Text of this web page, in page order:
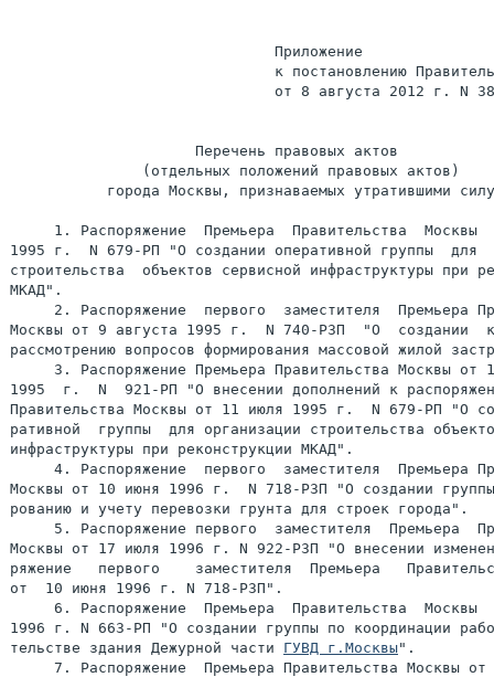
                              Приложение
к постановлению
от 8 августа 2012 г. N
                     Перечень правовых актов
               (отдельных положений правовых актов)
           города Москвы, признаваемых утратившими силу
1. Распоряжение  Премьера  Правительства  Москвы
1995 г.  N 679-РП "О создании оперативной группы  для
строительства  объектов сервисной инфраструктуры при
МКАД".
2. Распоряжение  первого  заместителя  Премьера
Москвы от 9 августа 1995 г.  N 740-РЗП  "О  создании
рассмотрению вопросов формирования массовой жилой
3. Распоряжение Премьера Правительства Москвы от
1995  г.  N  921-РП "О внесении дополнений к
Правительства Москвы от 11 июля 1995 г.  N 679-РП "О
ративной  группы  для организации строительства
инфраструктуры при реконструкции МКАД".
4. Распоряжение  первого  заместителя  Премьера
Москвы от 10 июня 1996 г.  N 718-РЗП "О создании
рованию и учету перевозки грунта для строек города".
5. Распоряжение первого  заместителя  Премьера
Москвы от 17 июля 1996 г. N 922-РЗП "О внесении
ряжение   первого    заместителя  Премьера
от  10 июня 1996 г. N 718-РЗП".
6. Распоряжение  Премьера  Правительства  Москвы
1996 г. N 663-РП "О создании группы по координации
тельстве здания Дежурной части ГУВД г.Москвы".
7. Распоряжение  Премьера Правительства Москвы от